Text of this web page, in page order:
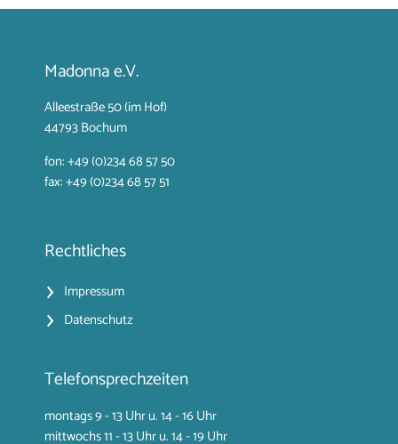
Madonna e.V.
Alleestraße 50 (im Hof)
44793 Bochum
fon: +49 (0)234 68 57 50
fax: +49 (0)234 68 57 51
Rechtliches
Impressum
Datenschutz
Telefonsprechzeiten
montags 9 - 13 Uhr u. 14 - 16 Uhr
mittwochs 11 - 13 Uhr u. 14 - 19 Uhr